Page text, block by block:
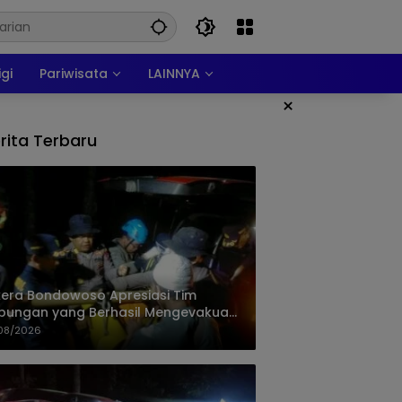
Pariwisata LAINNYA
×
Terbaru
Bondowoso Apresiasi Tim
yang Berhasil Mengevakuasi
Korban Gunung Piramid
2026